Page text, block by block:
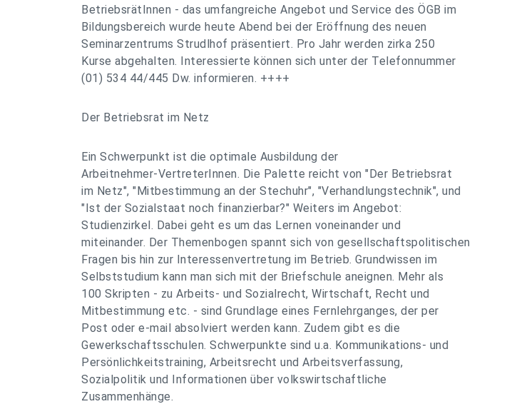
BetriebsrätInnen - das umfangreiche Angebot und Service des ÖGB im
Bildungsbereich wurde heute Abend bei der Eröffnung des neuen
Seminarzentrums Strudlhof präsentiert. Pro Jahr werden zirka 250
Kurse abgehalten. Interessierte können sich unter der Telefonnummer
(01) 534 44/445 Dw. informieren. ++++
Der Betriebsrat im Netz
Ein Schwerpunkt ist die optimale Ausbildung der
Arbeitnehmer-VertreterInnen. Die Palette reicht von "Der Betriebsrat
im Netz", "Mitbestimmung an der Stechuhr", "Verhandlungstechnik", und
"Ist der Sozialstaat noch finanzierbar?" Weiters im Angebot:
Studienzirkel. Dabei geht es um das Lernen voneinander und
miteinander. Der Themenbogen spannt sich von gesellschaftspolitischen
Fragen bis hin zur Interessenvertretung im Betrieb. Grundwissen im
Selbststudium kann man sich mit der Briefschule aneignen. Mehr als
100 Skripten - zu Arbeits- und Sozialrecht, Wirtschaft, Recht und
Mitbestimmung etc. - sind Grundlage eines Fernlehrganges, der per
Post oder e-mail absolviert werden kann. Zudem gibt es die
Gewerkschaftsschulen. Schwerpunkte sind u.a. Kommunikations- und
Persönlichkeitstraining, Arbeitsrecht und Arbeitsverfassung,
Sozialpolitik und Informationen über volkswirtschaftliche
Zusammenhänge.